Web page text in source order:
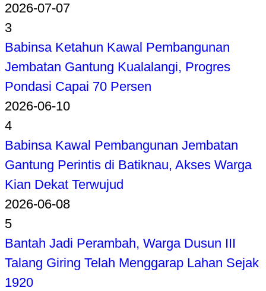
2026-07-07
3
Babinsa Ketahun Kawal Pembangunan
Jembatan Gantung Kualalangi, Progres
Pondasi Capai 70 Persen
2026-06-10
4
Babinsa Kawal Pembangunan Jembatan
Gantung Perintis di Batiknau, Akses Warga
Kian Dekat Terwujud
2026-06-08
5
Bantah Jadi Perambah, Warga Dusun III
Talang Giring Telah Menggarap Lahan Sejak
1920